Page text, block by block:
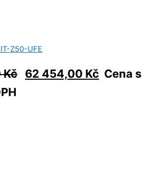
Z50-UFE
Kč 62 454,00 Kč Cena s